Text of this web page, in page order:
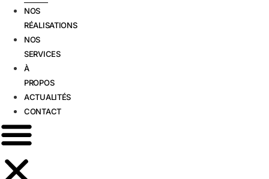
NOS
RÉALISATIONS
NOS
SERVICES
À
PROPOS
ACTUALITÉS
CONTACT